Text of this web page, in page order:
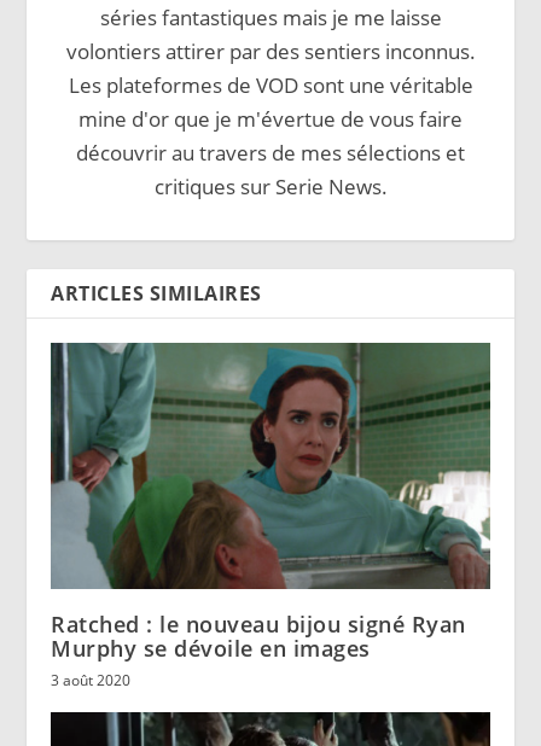
séries fantastiques mais je me laisse
volontiers attirer par des sentiers inconnus.
Les plateformes de VOD sont une véritable
mine d'or que je m'évertue de vous faire
découvrir au travers de mes sélections et
critiques sur Serie News.
ARTICLES SIMILAIRES
Ratched : le nouveau bijou signé Ryan
Murphy se dévoile en images
3 août 2020